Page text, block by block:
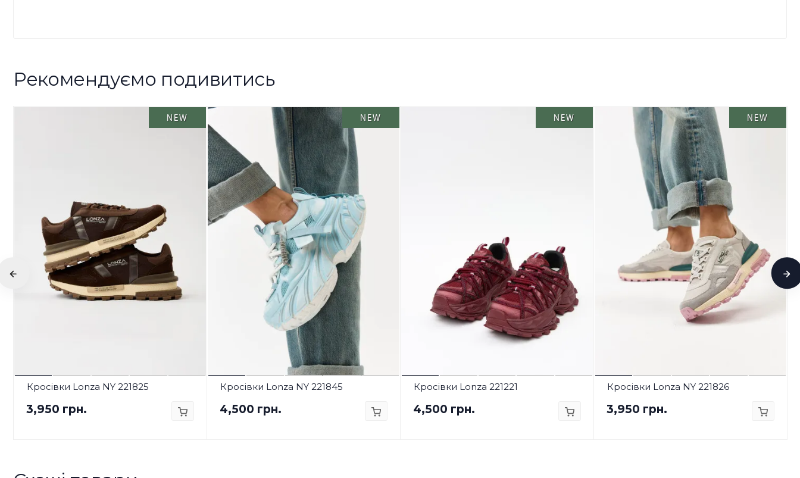
Рекомендуємо подивитись
NEW
Кросівки Lonza NY 221825
3,950 грн.
NEW
Кросівки Lonza NY 221845
4,500 грн.
NEW
Кросівки Lonza 221221
4,500 грн.
NEW
Кросівки Lonza NY 221826
3,950 грн.